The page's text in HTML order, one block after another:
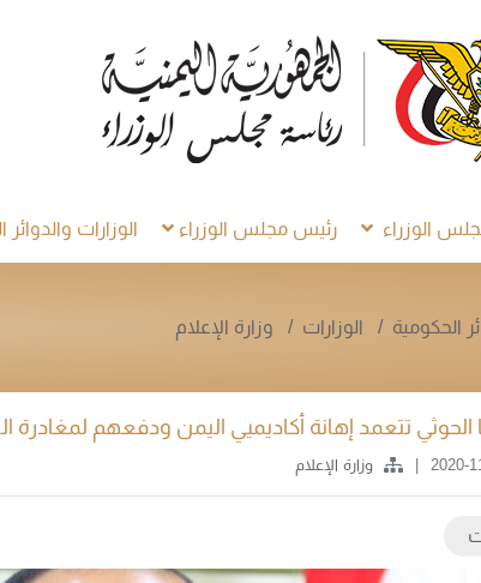
الوزراء رئيس مجلس الوزراء الوزارات والدوائر
الحكومية الوزارات وزارة الإعلام
الحوثي تتعمد إهانة أكاديميي اليمن ودفعهم لمغادرة
2020- وزارة الإعلام